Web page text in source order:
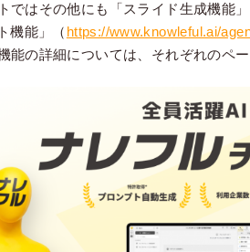
ではその他にも「スライド生成機能」
機能」（ https://www.knowleful.ai/
能の詳細については、それぞれのペー